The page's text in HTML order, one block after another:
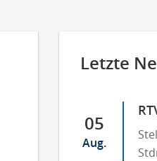
Letzte
05
Aug.